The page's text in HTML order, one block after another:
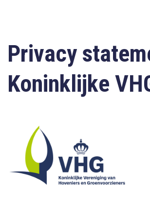
Privacy
Koninklijke